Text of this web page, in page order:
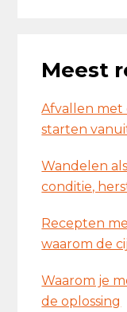
Meest
Afvallen met
starten
Wandelen
conditie,
Recepten
waarom de
Waarom je
de oplossing